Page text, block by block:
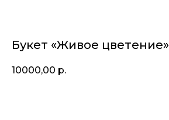
Букет «Живое цветение»
10000,00 р.